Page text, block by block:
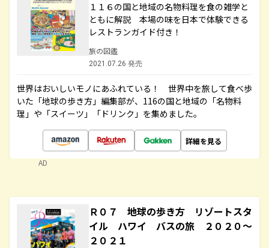
１１６の国と地域の名物料理を食の雑学と
ともに解説 本場の味を日本で体験できる
レストランガイド付き！
旅の図鑑
2021.07.26 発売
世界はおいしいモノにあふれている！ 世界中を旅して食べ歩
いた「地球の歩き方」編集部が、116の国と地域の「名物料
理」や「スイーツ」「ドリンク」を集めました。
詳細を見る
AD
Ｒ０７ 地球の歩き方 リゾートスタ
イル ハワイ バスの旅 ２０２０～
２０２１